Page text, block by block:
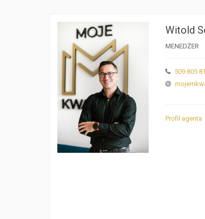
Witold
MENEDŻER
509 805
Profil agenta